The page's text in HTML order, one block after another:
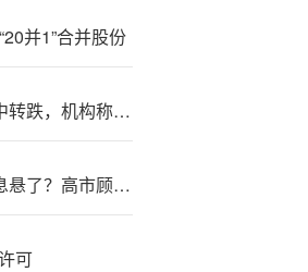
并1”合并股份
恒生—科技指数,盘中转跌，机构称AI产业仍将带动AH股科技板块上涨
日本<央>行10月加息悬了？高市顾问给出明确答案： 12月更合适！
可